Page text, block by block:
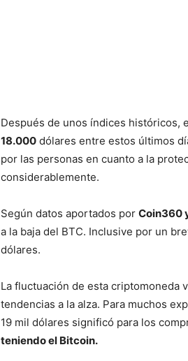
Después de unos índices históricos,
18.000 dólares entre estos últimos
por las personas en cuanto a la
considerablemente.
Según datos aportados por Coin360
a la baja del BTC. Inclusive por un
dólares.
La fluctuación de esta criptomoneda
tendencias a la alza. Para muchos
19 mil dólares significó para los
teniendo el Bitcoin.